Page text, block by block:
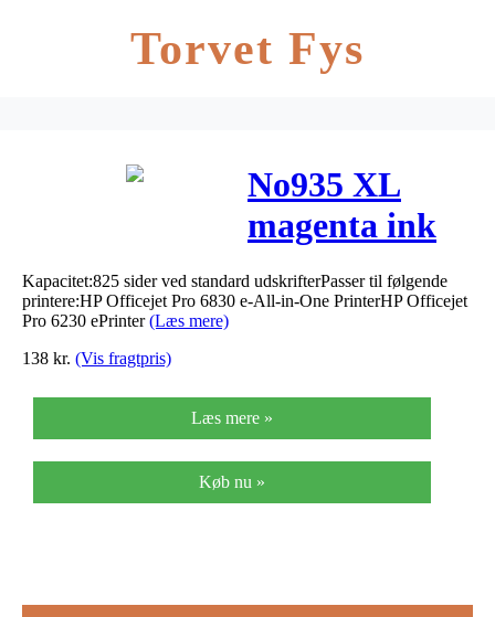
Torvet Fys
No935 XL
magenta ink
cartridge
Kapacitet:825 sider ved standard udskrifterPasser til følgende
printere:HP Officejet Pro 6830 e-All-in-One PrinterHP Officejet
Pro 6230 ePrinter(Læs mere)
138 kr. (Vis fragtpris)
Læs mere »
Køb nu »